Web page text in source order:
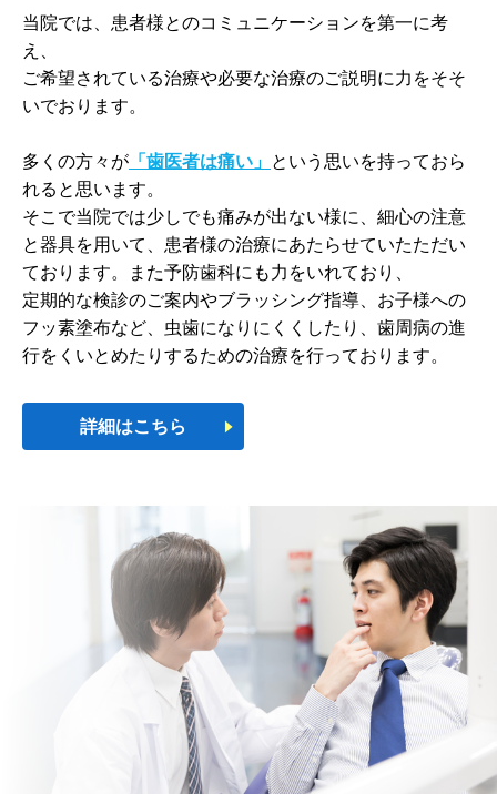
治療の流れ
料金表
アクセス
当院では、患者様とのコミュニケーションを第一に考
え、
ご希望されている治療や必要な治療のご説明に力をそそ
いでおります。
多くの方々が 「歯医者は痛い」 という思いを持っておら
れると思います。
そこで当院では少しでも痛みが出ない様に、細心の注意
と器具を用いて、患者様の治療にあたらせていたただい
ております。また予防歯科にも力をいれており、
定期的な検診のご案内やブラッシング指導、お子様への
フッ素塗布など、虫歯になりにくくしたり、歯周病の進
行をくいとめたりするための治療を行っております。
詳細はこちら